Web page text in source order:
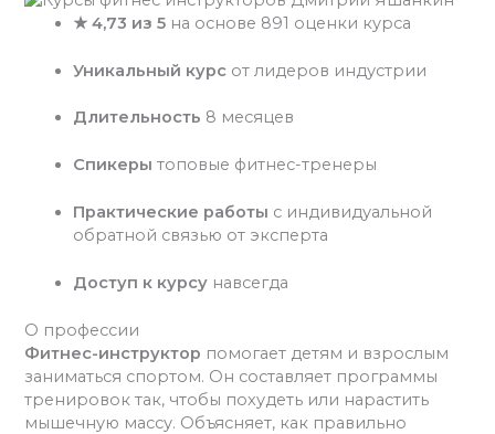
★ 4,73 из 5 на основе 891 оценки курса
Уникальный курс от лидеров индустрии
Длительность 8 месяцев
Спикерытоповые фитнес-тренеры
Практические работы с индивидуальной
обратной связью от эксперта
Доступ к курсу навсегда
О профессии
Фитнес-инструктор помогает детям и взрослым
заниматься спортом. Он составляет программы
тренировок так, чтобы похудеть или нарастить
мышечную массу. Объясняет, как правильно